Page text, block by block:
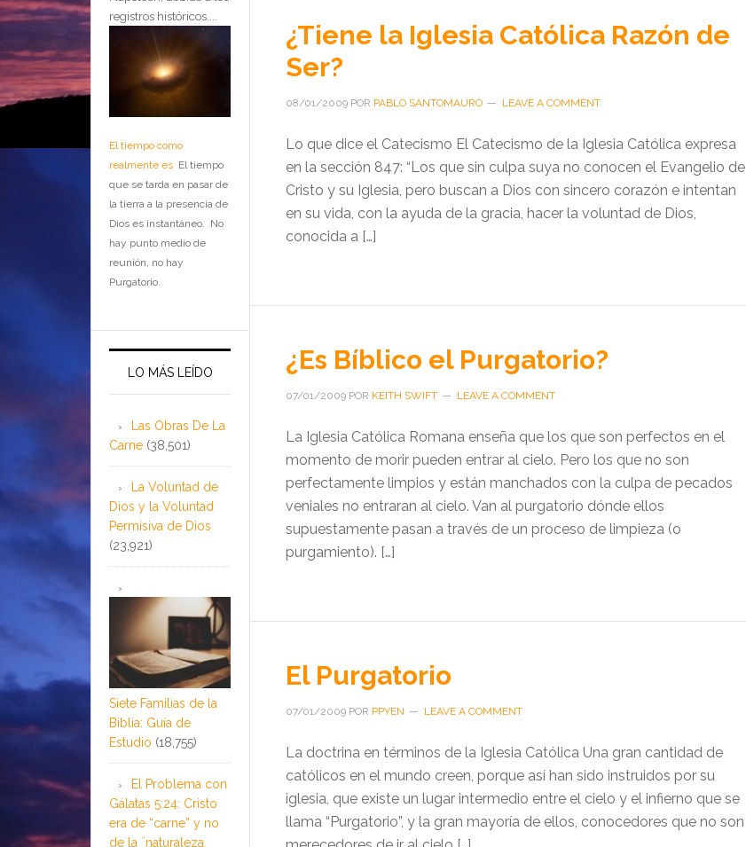
¿Tiene la Iglesia Católica Razón de
Ser?
08/01/2009 POR PABLO SANTOMAURO LEAVE A COMMENT
Lo que dice el Catecismo El Catecismo de la Iglesia Católica expresa
en la sección 847: “Los que sin culpa suya no conocen el Evangelio de
Cristo y su Iglesia, pero buscan a Dios con sincero corazón e intentan
en su vida, con la ayuda de la gracia, hacer la voluntad de Dios,
conocida a […]
¿Es Bíblico el Purgatorio?
07/01/2009 POR KEITH SWIFT LEAVE A COMMENT
La Iglesia Católica Romana enseña que los que son perfectos en el
momento de morir pueden entrar al cielo. Pero los que no son
perfectamente limpios y están manchados con la culpa de pecados
veniales no entraran al cielo. Van al purgatorio dónde ellos
supuestamente pasan a través de un proceso de limpieza (o
purgamiento). […]
El Purgatorio
07/01/2009 POR PPYEN LEAVE A COMMENT
La doctrina en términos de la Iglesia Católica Una gran cantidad de
católicos en el mundo creen, porque así han sido instruidos por su
iglesia, que existe un lugar intermedio entre el cielo y el infierno que se
llama “Purgatorio”, y la gran mayoría de ellos, conocedores que no son
registros históricos....
El tiempo como
realmente es El tiempo
que se tarda en pasar de
la tierra a la presencia de
Dios es instantáneo. No
hay punto medio de
reunión, no hay
Purgatorio.
LO MÁS LEÍDO
Las Obras De La
Carne (38,501)
La Voluntad de
Dios y la Voluntad
Permisiva de Dios
(23,921)
Siete Familias de la
Biblia: Guía de
Estudio (18,755)
El Problema con
Gálatas 5:24: Cristo
era de “carne” y no
de la ¨naturaleza